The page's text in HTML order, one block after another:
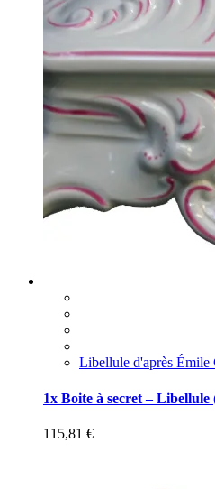
Libellule d'après Émile
1x Boite à secret – Libellule
115,81 €